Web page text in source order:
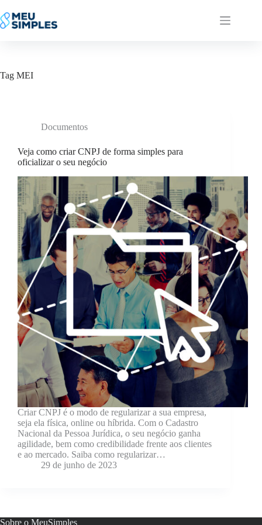
para
o
Tag MEI
Documentos
Veja como criar CNPJ de forma simples para
oficializar o seu negócio
Criar CNPJ é o modo de regularizar a sua empresa,
seja ela física, online ou híbrida. Com o Cadastro
Nacional da Pessoa Jurídica, o seu negócio ganha
agilidade, bem como credibilidade frente aos clientes
e ao mercado. Saiba como regularizar…
29 de junho de 2023
Sobre o MeuSimples